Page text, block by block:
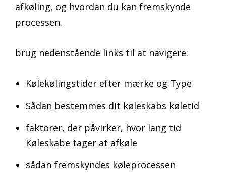
afkøling, og hvordan du kan fremskynde
processen.
brug nedenstående links til at navigere:
Kølekølingstider efter mærke og Type
Sådan bestemmes dit køleskabs køletid
faktorer, der påvirker, hvor lang tid
Køleskabe tager at afkøle
sådan fremskyndes køleprocessen